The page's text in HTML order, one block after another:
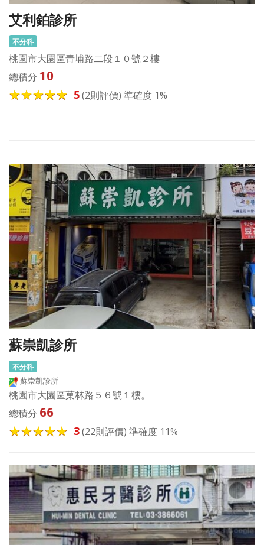
艾利鉑診所
不分科
桃園市大園區青埔路二段１０號２樓
總積分 10
5(2則評價) 準確度 1%
蘇崇凱診所
不分科
蘇崇凱診所
桃園市大園區菓林路５６號１樓。
總積分 66
3(22則評價) 準確度 11%